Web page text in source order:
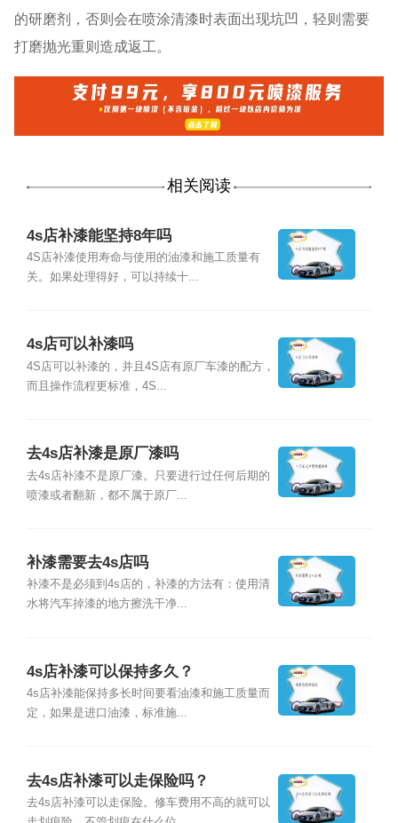
的研磨剂，否则会在喷涂清漆时表面出现坑凹，轻则需要
打磨抛光重则造成返工。
相关阅读
4s店补漆能坚持8年吗
4S店补漆使用寿命与使用的油漆和施工质量有
关。如果处理得好，可以持续十...
4s店可以补漆吗
4S店可以补漆的，并且4S店有原厂车漆的配方，
而且操作流程更标准，4S...
去4s店补漆是原厂漆吗
去4s店补漆不是原厂漆。只要进行过任何后期的
喷漆或者翻新，都不属于原厂...
补漆需要去4s店吗
补漆不是必须到4s店的，补漆的方法有：使用清
水将汽车掉漆的地方擦洗干净...
4s店补漆可以保持多久？
4s店补漆能保持多长时间要看油漆和施工质量而
定，如果是进口油漆，标准施...
去4s店补漆可以走保险吗？
去4s店补漆可以走保险。修车费用不高的就可以